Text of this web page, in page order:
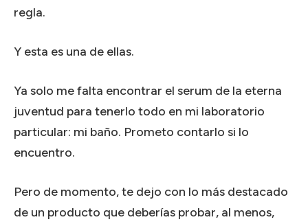
regla.
Y esta es una de ellas.
Ya solo me falta encontrar el serum de la eterna
juventud para tenerlo todo en mi laboratorio
particular: mi baño. Prometo contarlo si lo
encuentro.
Pero de momento, te dejo con lo más destacado
de un producto que deberías probar, al menos,